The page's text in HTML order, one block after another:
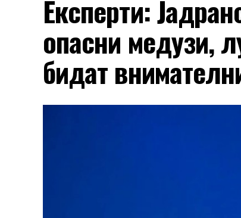
Експерти:
опасни медузи,
бидат